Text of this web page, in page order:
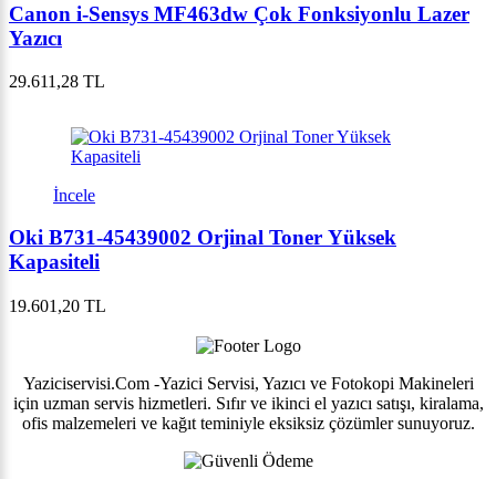
Canon i-Sensys MF463dw Çok Fonksiyonlu Lazer
Yazıcı
29.611,28 TL
İncele
Oki B731-45439002 Orjinal Toner Yüksek
Kapasiteli
19.601,20 TL
Yaziciservisi.Com -Yazici Servisi, Yazıcı ve Fotokopi Makineleri
için uzman servis hizmetleri. Sıfır ve ikinci el yazıcı satışı, kiralama,
ofis malzemeleri ve kağıt teminiyle eksiksiz çözümler sunuyoruz.